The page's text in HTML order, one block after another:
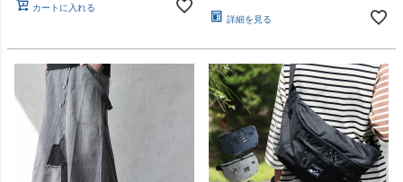
カートに入れる
詳細を見る